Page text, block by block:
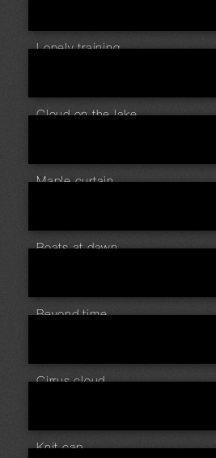
Lonely training
Cloud on the lake
Maple curtain
Boats at dawn
Beyond time
Cirrus cloud
Knit cap